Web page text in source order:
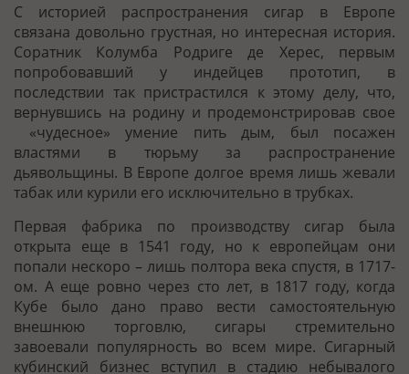
С историей распространения сигар в Европе
связана довольно грустная, но интересная история.
Соратник Колумба Родриге де Херес, первым
попробовавший у индейцев прототип, в
последствии так пристрастился к этому делу, что,
вернувшись на родину и продемонстрировав свое
«чудесное» умение пить дым, был посажен
властями в тюрьму за распространение
дьявольщины. В Европе долгое время лишь жевали
табак или курили его исключительно в трубках.
Первая фабрика по производству сигар была
открыта еще в 1541 году, но к европейцам они
попали нескоро – лишь полтора века спустя, в 1717-
ом. А еще ровно через сто лет, в 1817 году, когда
Кубе было дано право вести самостоятельную
внешнюю торговлю, сигары стремительно
завоевали популярность во всем мире. Сигарный
кубинский бизнес вступил в стадию небывалого